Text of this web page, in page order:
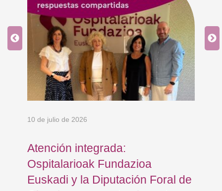
10 de julio de 2026
Atención integrada:
Ospitalarioak Fundazioa
Euskadi y la Diputación Foral de